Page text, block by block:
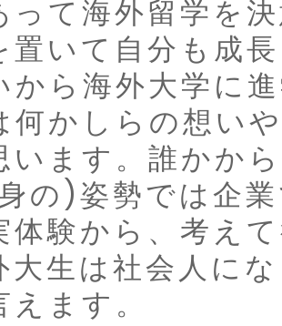
って海外留学を
置いて自分も成
から海外大学に
何かしらの想い
います。誰かか
の)姿勢では企
体験から、考え
大生は社会人に
ます。